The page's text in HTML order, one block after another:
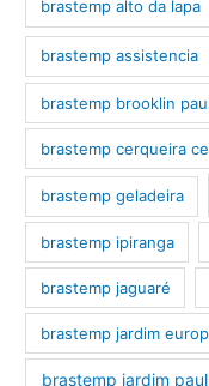
brastemp alto da lapa
brastemp assistencia
brastemp brooklin
brastemp cerqueira
brastemp geladeira
brastemp ipiranga
brastemp jaguaré
brastemp jardim
brastemp jardim